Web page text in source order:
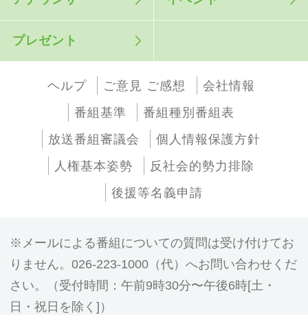
プレゼント
ヘルプ ご意見 ご感想
会社情報
番組基準
番組種別番組表
放送番組審議会
個人情報保護方針
人権基本姿勢
反社会的勢力排除
後援等名義申請
メールによる番組についての質問は受け付けてお
りません。026-223-1000（代）へお問い合わせくだ
さい。（受付時間：午前9時30分〜午後6時[土・
日・祝日を除く]）